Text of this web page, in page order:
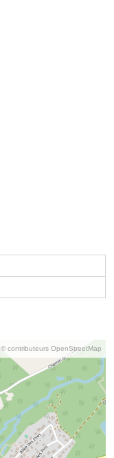
© contributeurs OpenStreetMap